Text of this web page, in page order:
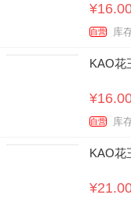
自营
KAO花
自营
KAO花